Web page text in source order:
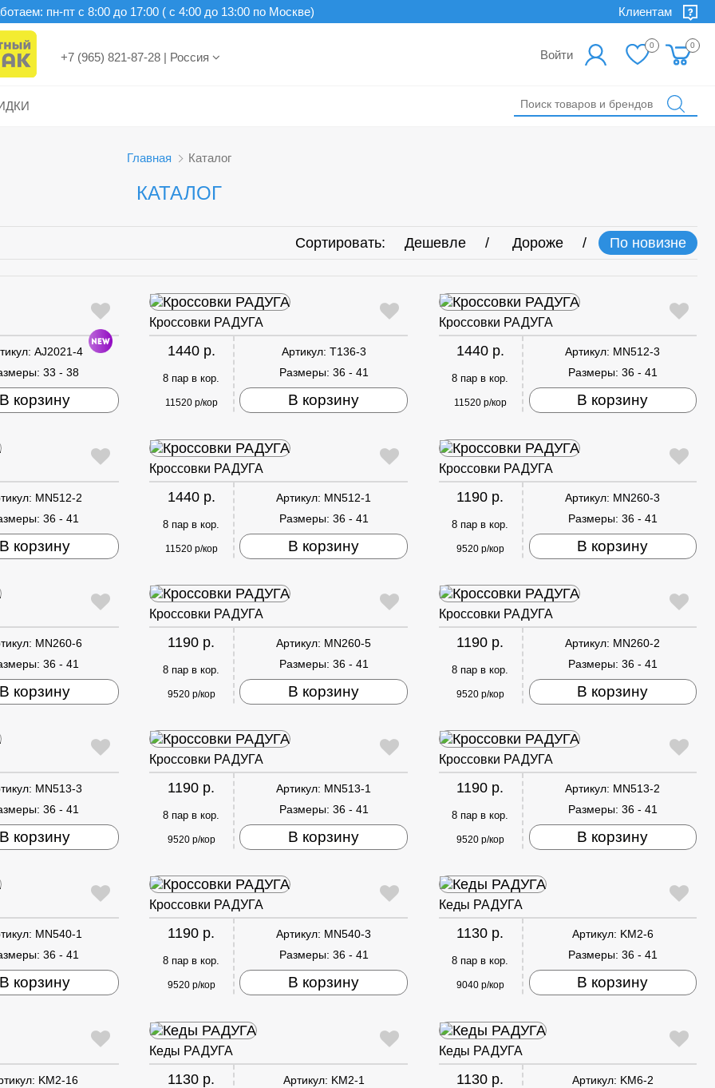
Клиентам
пн-пт c 8:00 до 17:00 ( с 4:00 до 13:00 по Москве)
+7 (965) 821-87-28 | Россия Войти
0 0
Главная Каталог
КАТАЛОГ
Сортировать: Дешевле Дороже По новизне
AJ2021-4
33 - 38
В корзину
Кроссовки РАДУГА
1440 р.
8 пар в кор.
11520 р/кор
Артикул: T136-3
Размеры: 36 - 41
В корзину
Кроссовки РАДУГА
1440 р.
8 пар в кор.
11520 р/кор
Артикул: MN512-3
Размеры: 36 - 41
В корзину
MN512-2
36 - 41
В корзину
Кроссовки РАДУГА
1440 р.
8 пар в кор.
11520 р/кор
Артикул: MN512-1
Размеры: 36 - 41
В корзину
Кроссовки РАДУГА
1190 р.
8 пар в кор.
9520 р/кор
Артикул: MN260-3
Размеры: 36 - 41
В корзину
MN260-6
36 - 41
В корзину
Кроссовки РАДУГА
1190 р.
8 пар в кор.
9520 р/кор
Артикул: MN260-5
Размеры: 36 - 41
В корзину
Кроссовки РАДУГА
1190 р.
8 пар в кор.
9520 р/кор
Артикул: MN260-2
Размеры: 36 - 41
В корзину
MN513-3
36 - 41
В корзину
Кроссовки РАДУГА
1190 р.
8 пар в кор.
9520 р/кор
Артикул: MN513-1
Размеры: 36 - 41
В корзину
Кроссовки РАДУГА
1190 р.
8 пар в кор.
9520 р/кор
Артикул: MN513-2
Размеры: 36 - 41
В корзину
MN540-1
36 - 41
В корзину
Кроссовки РАДУГА
1190 р.
8 пар в кор.
9520 р/кор
Артикул: MN540-3
Размеры: 36 - 41
В корзину
Кеды РАДУГА
1130 р.
8 пар в кор.
9040 р/кор
Артикул: KM2-6
Размеры: 36 - 41
В корзину
KM2-16
Кеды РАДУГА
1130 р. Артикул: KM2-1
Кеды РАДУГА
1130 р. Артикул: KM6-2